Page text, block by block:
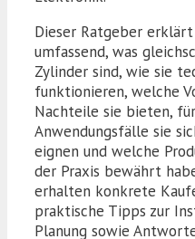
Dieser Ratgeber
umfassend, was
Zylinder sind, wie sie
funktionieren, welche
Nachteile sie bieten,
Anwendungsfälle sie
eignen und welche
der Praxis bewährt
erhalten konkrete
praktische Tipps zur
Planung sowie